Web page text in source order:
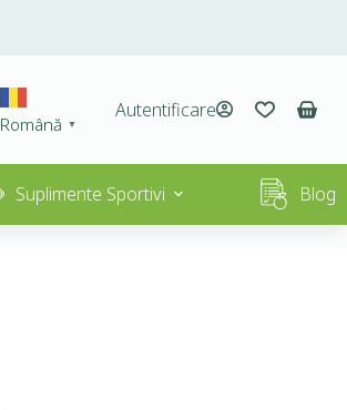
Română ▼
Autentificare
Suplimente Sportivi Blog